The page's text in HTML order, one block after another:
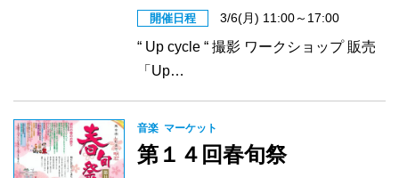
開催日程 3/6(月) 11:00～17:00
“ Up cycle “ 撮影 ワークショップ 販売
「Up…
音楽 マーケット
第１４回春旬祭